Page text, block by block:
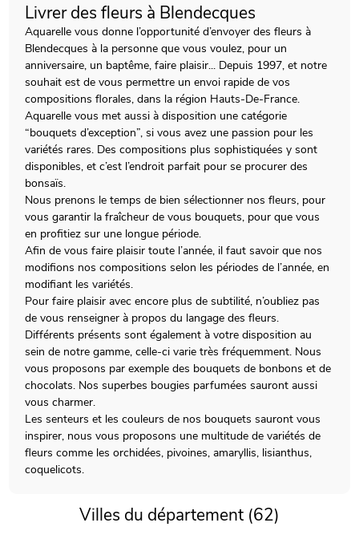
Livrer des fleurs à Blendecques
Aquarelle vous donne l’opportunité d’envoyer des fleurs à
Blendecques à la personne que vous voulez, pour un
anniversaire, un baptême, faire plaisir... Depuis 1997, et notre
souhait est de vous permettre un envoi rapide de vos
compositions florales, dans la région Hauts-De-France.
Aquarelle vous met aussi à disposition une catégorie
“bouquets d’exception”, si vous avez une passion pour les
variétés rares. Des compositions plus sophistiquées y sont
disponibles, et c’est l’endroit parfait pour se procurer des
bonsaïs.
Nous prenons le temps de bien sélectionner nos fleurs, pour
vous garantir la fraîcheur de vous bouquets, pour que vous
en profitiez sur une longue période.
Afin de vous faire plaisir toute l’année, il faut savoir que nos
modifions nos compositions selon les périodes de l’année, en
modifiant les variétés.
Pour faire plaisir avec encore plus de subtilité, n’oubliez pas
de vous renseigner à propos du langage des fleurs.
Différents présents sont également à votre disposition au
sein de notre gamme, celle-ci varie très fréquemment. Nous
vous proposons par exemple des bouquets de bonbons et de
chocolats. Nos superbes bougies parfumées sauront aussi
vous charmer.
Les senteurs et les couleurs de nos bouquets sauront vous
inspirer, nous vous proposons une multitude de variétés de
fleurs comme les orchidées, pivoines, amaryllis, lisianthus,
coquelicots.
Villes du département (62)